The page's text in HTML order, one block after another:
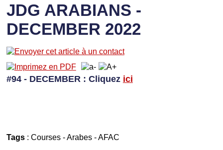
JDG ARABIANS -
DECEMBER 2022
#94 - DECEMBER : Cliquez ici
Tags: Courses-Arabes-AFAC